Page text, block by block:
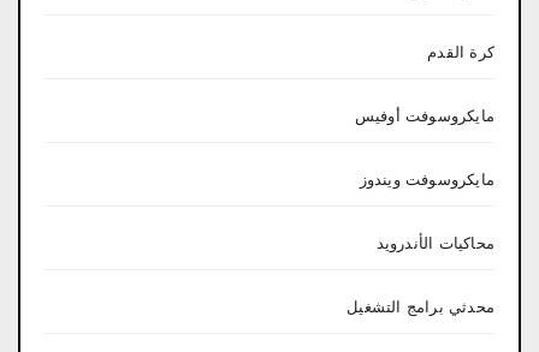
كرة القدم
مايكروسوفت أوفيس
مايكروسوفت ويندوز
محاكيات الأندرويد
محدثي برامج التشغيل